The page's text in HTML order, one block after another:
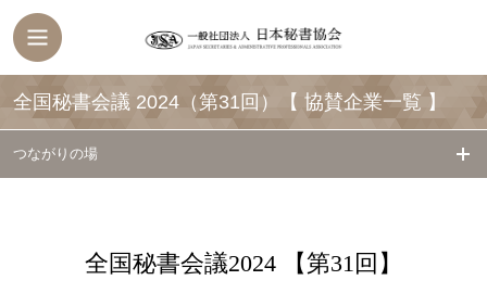
全国秘書会議 2024（第31回）【 協賛企業一覧 】
つながりの場
全国秘書会議2024 【第31回】